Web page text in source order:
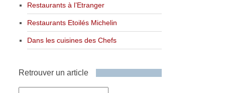
Restaurants à l’Etranger
Restaurants Etoilés Michelin
Dans les cuisines des Chefs
Retrouver un article